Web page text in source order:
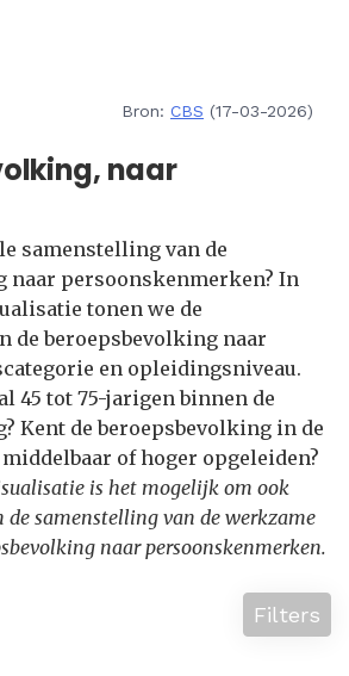
Bron: CBS (17-03-2026)
naar
samenstelling van de
naar persoonskenmerken? In
tonen we de
de beroepsbevolking naar
en opleidingsniveau.
45 tot 75-jarigen binnen de
Kent de beroepsbevolking in de
of hoger opgeleiden?
is het mogelijk om ook
samenstelling van de werkzame
naar persoonskenmerken.
Filters